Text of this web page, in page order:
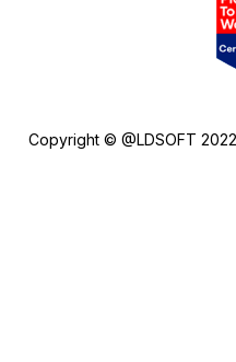
Copyright © @LDSOFT